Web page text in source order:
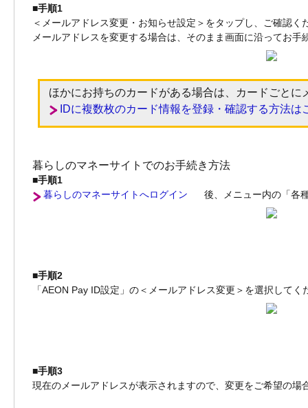
■手順1
＜メールアドレス変更・お知らせ設定＞をタップし、ご確認く
メールアドレスを変更する場合は、そのまま画面に沿ってお手
ほかにお持ちのカードがある場合は、カードごと
IDに複数枚のカード情報を登録・確認する方法は
暮らしのマネーサイトでのお手続き方法
■手順1
暮らしのマネーサイトへログイン
後、メニュー内の「各
■手順2
「AEON Pay ID設定」の＜メールアドレス変更＞を選択してく
■手順3
現在のメールアドレスが表示されますので、変更をご希望の